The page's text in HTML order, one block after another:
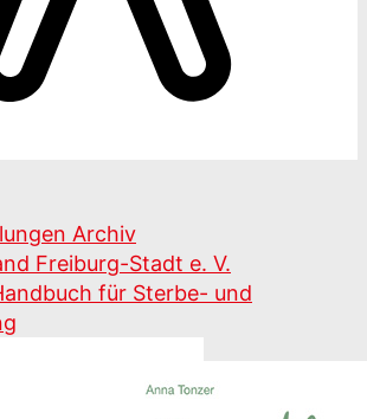
Archiv
Freiburg-Stadt e. V.
für Sterbe- und